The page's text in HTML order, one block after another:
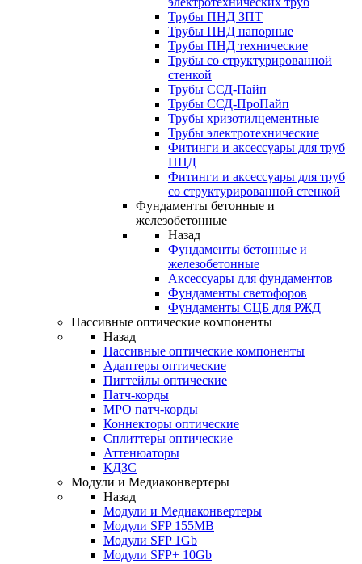
Трубы ПНД ЗПТ
Трубы ПНД напорные
Трубы ПНД технические
Трубы со структурированной
стенкой
Трубы ССД-Пайп
Трубы ССД-ПроПайп
Трубы хризотилцементные
Трубы электротехнические
Фитинги и аксессуары для труб
ПНД
Фитинги и аксессуары для труб
со структурированной стенкой
Фундаменты бетонные и
железобетонные
Назад
Фундаменты бетонные и
железобетонные
Аксессуары для фундаментов
Фундаменты светофоров
Фундаменты СЦБ для РЖД
Пассивные оптические компоненты
Назад
Пассивные оптические компоненты
Адаптеры оптические
Пигтейлы оптические
Патч-корды
MPO патч-корды
Коннекторы оптические
Сплиттеры оптические
Аттенюаторы
КДЗС
Модули и Медиаконвертеры
Назад
Модули и Медиаконвертеры
Модули SFP 155MB
Модули SFP 1Gb
Модули SFP+ 10Gb